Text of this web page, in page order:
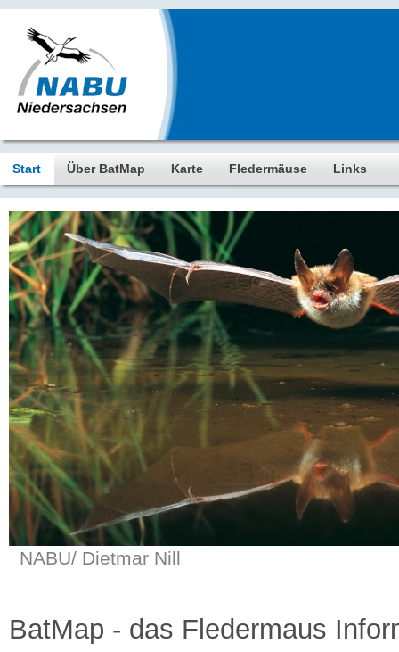
Start Über BatMap Karte Fledermäuse Links
NABU/ Dietmar Nill
BatMap - das Fledermaus